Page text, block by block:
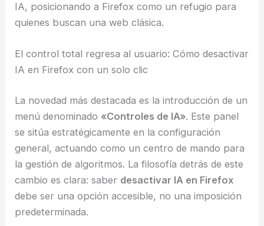
IA, posicionando a Firefox como un refugio para
quienes buscan una web clásica.
El control total regresa al usuario: Cómo desactivar
IA en Firefox con un solo clic
La novedad más destacada es la introducción de un
menú denominado «Controles de IA». Este panel
se sitúa estratégicamente en la configuración
general, actuando como un centro de mando para
la gestión de algoritmos. La filosofía detrás de este
cambio es clara: saber desactivar IA en Firefox
debe ser una opción accesible, no una imposición
predeterminada.